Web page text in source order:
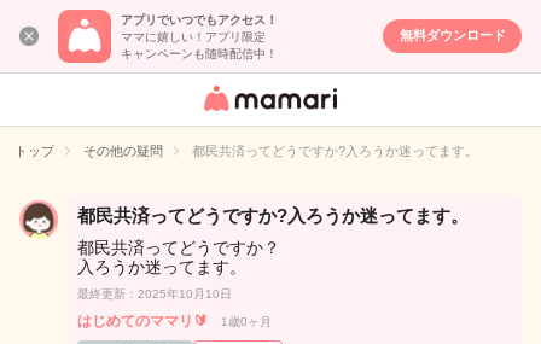
アプリでいつでもアクセス！
ママに嬉しい！アプリ限定
キャンペーンも随時配信中！
無料ダウンロード
女性専用匿名QA
イト
トップ その他の疑問 都民共済ってどうですか?入ろうか迷ってます。
都民共済ってどうですか?入ろうか迷ってます。
都民共済ってどうですか？
入ろうか迷ってます。
最終更新：2025年10月10日
はじめてのママリ🔰 1歳0ヶ月